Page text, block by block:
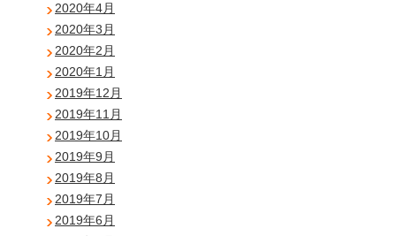
2020年4月
2020年3月
2020年2月
2020年1月
2019年12月
2019年11月
2019年10月
2019年9月
2019年8月
2019年7月
2019年6月